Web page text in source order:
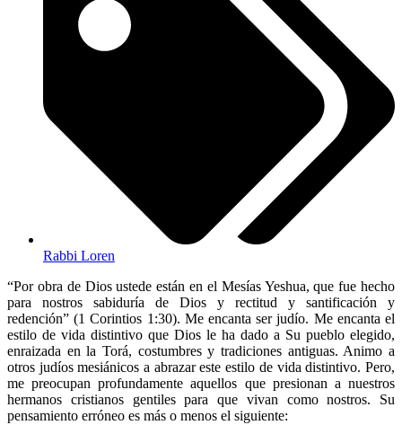
Rabbi Loren
“Por obra de Dios ustede están en el Mesías Yeshua, que fue hecho
para nostros sabiduría de Dios y rectitud y santificación y
redención” (1 Corintios 1:30). Me encanta ser judío. Me encanta el
estilo de vida distintivo que Dios le ha dado a Su pueblo elegido,
enraizada en la Torá, costumbres y tradiciones antiguas. Animo a
otros judíos mesiánicos a abrazar este estilo de vida distintivo. Pero,
me preocupan profundamente aquellos que presionan a nuestros
hermanos cristianos gentiles para que vivan como nostros. Su
pensamiento erróneo es más o menos el siguiente: